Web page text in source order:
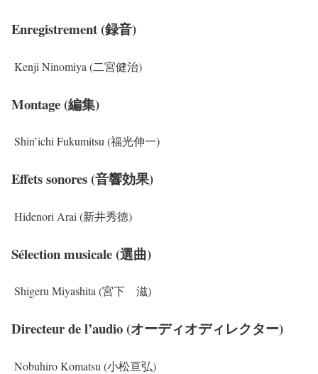
Enregistrement (録音)
Kenji Ninomiya (二宮健治)
Montage (編集)
Shin’ichi Fukumitsu (福光伸一)
Effets sonores (音響効果)
Hidenori Arai (新井秀徳)
Sélection musicale (選曲)
Shigeru Miyashita (宮下 滋)
Directeur de l’audio (オーディオディレクター)
Nobuhiro Komatsu (小松亘弘)